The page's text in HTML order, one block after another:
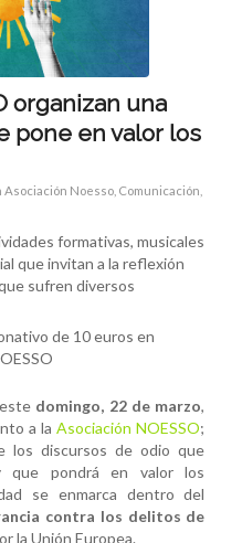
organizan una
pone en valor los
Asociación Noesso, Comunicación
formativas, musicales
que invitan a la reflexión
sufren diversos
de 10 euros en
domingo, 22 de marzo,
a laAsociación NOESSO;
los discursos de odio que
que pondrá en valor los
se enmarca dentro del
contra los delitos de
la Unión Europea.